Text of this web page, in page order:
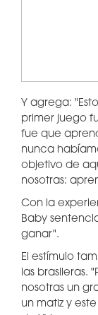
Y agrega:
primer juego
fue que
nunca
objetivo de
nosotras:
Con la
Baby
ganar".
El estímulo
las brasileras.
nosotras un
un matiz y